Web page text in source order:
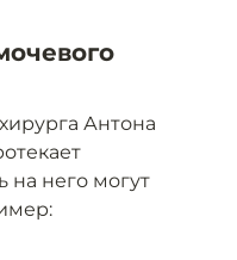
Антона
на него могут